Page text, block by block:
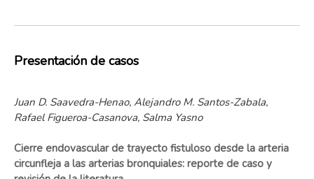
Presentación de casos
Juan D. Saavedra-Henao, Alejandro M. Santos-Zabala,
Rafael Figueroa-Casanova, Salma Yasno
Cierre endovascular de trayecto fistuloso desde la arteria
circunfleja a las arterias bronquiales: reporte de caso y